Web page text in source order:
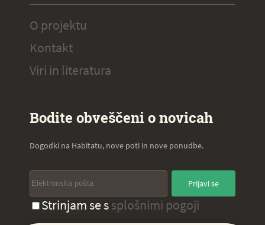
O projektu
Kontakt
Viri in literatura
Bodite obveščeni o novicah
Dogodki na Habitatu, nove poti in nove ponudbe.
Prijavi se
Strinjam se ssplošnimi pogoji